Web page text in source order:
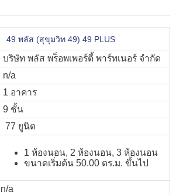
49 พลัส (สุขุมวิท 49) 49 PLUS
บริษัท พลัส พร็อพเพอร์ตี้ พาร์ทเนอร์ จำกัด
n/a
1 อาคาร
9 ชั้น
77 ยูนิต
1 ห้องนอน, 2 ห้องนอน, 3 ห้องนอน
ขนาดเริ่มต้น 50.00 ตร.ม. ขึ้นไป
n/a